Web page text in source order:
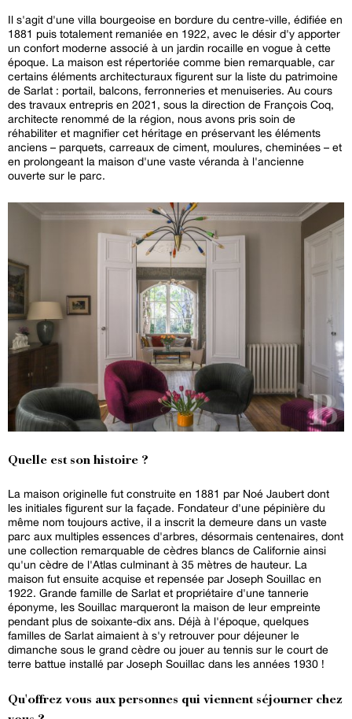
Il s'agit d'une villa bourgeoise en bordure du centre-ville, édifiée en
1881 puis totalement remaniée en 1922, avec le désir d'y apporter
un confort moderne associé à un jardin rocaille en vogue à cette
époque. La maison est répertoriée comme bien remarquable, car
certains éléments architecturaux figurent sur la liste du patrimoine
de Sarlat : portail, balcons, ferronneries et menuiseries. Au cours
des travaux entrepris en 2021, sous la direction de François Coq,
architecte renommé de la région, nous avons pris soin de
réhabiliter et magnifier cet héritage en préservant les éléments
anciens – parquets, carreaux de ciment, moulures, cheminées – et
en prolongeant la maison d'une vaste véranda à l'ancienne
ouverte sur le parc.
Quelle est son histoire ?
La maison originelle fut construite en 1881 par Noé Jaubert dont
les initiales figurent sur la façade. Fondateur d'une pépinière du
même nom toujours active, il a inscrit la demeure dans un vaste
parc aux multiples essences d'arbres, désormais centenaires, dont
une collection remarquable de cèdres blancs de Californie ainsi
qu'un cèdre de l'Atlas culminant à 35 mètres de hauteur. La
maison fut ensuite acquise et repensée par Joseph Souillac en
1922. Grande famille de Sarlat et propriétaire d'une tannerie
éponyme, les Souillac marqueront la maison de leur empreinte
pendant plus de soixante-dix ans. Déjà à l'époque, quelques
familles de Sarlat aimaient à s'y retrouver pour déjeuner le
dimanche sous le grand cèdre ou jouer au tennis sur le court de
terre battue installé par Joseph Souillac dans les années 1930 !
Qu'offrez vous aux personnes qui viennent séjourner chez